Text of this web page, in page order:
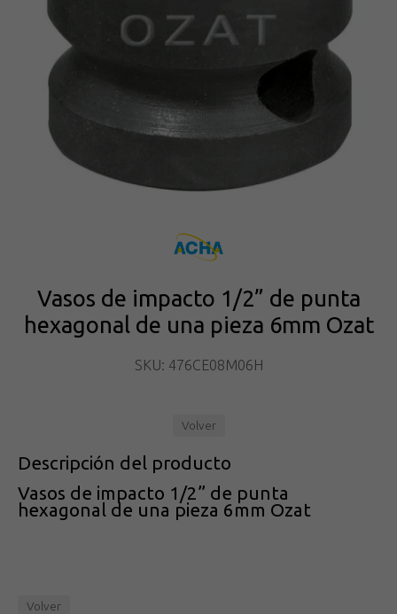
Vasos de impacto 1/2” de punta
hexagonal de una pieza 6mm Ozat
SKU: 476CE08M06H
Volver
Descripción del producto
Vasos de impacto 1/2” de punta
hexagonal de una pieza 6mm Ozat
Volver